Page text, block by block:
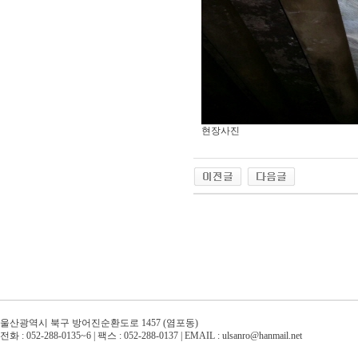
현장사진
울산광역시 북구 방어진순환도로 1457 (염포동)
전화 : 052-288-0135~6 | 팩스 : 052-288-0137 | EMAIL : ulsanro@hanmail.net